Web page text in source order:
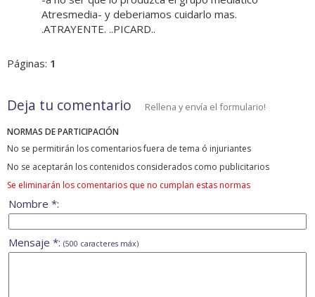
Atresmedia- y deberiamos cuidarlo mas.
.ATRAYENTE. ..PICARD..
Páginas: 1
Deja tu comentario Rellena y envía el formulario!
NORMAS DE PARTICIPACIÓN
No se permitirán los comentarios fuera de tema ó injuriantes
No se aceptarán los contenidos considerados como publicitarios
Se eliminarán los comentarios que no cumplan estas normas
Nombre *:
Mensaje *: (500 caracteres máx)